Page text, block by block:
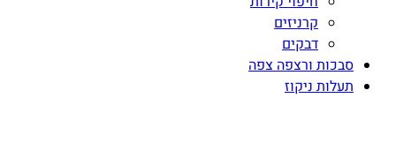
קרניזים
דבקים
סבכות ורצפה צפה
תעלות ניקוז